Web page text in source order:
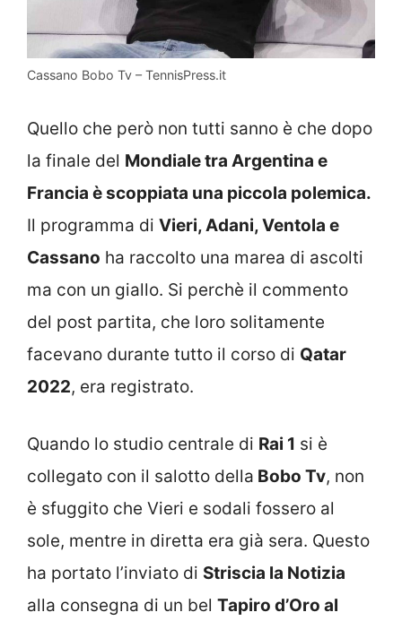
Cassano Bobo Tv – TennisPress.it
Quello che però non tutti sanno è che dopo
la finale del Mondiale tra Argentina e
Francia è scoppiata una piccola polemica.
Il programma di Vieri, Adani, Ventola e
Cassano ha raccolto una marea di ascolti
ma con un giallo. Si perchè il commento
del post partita, che loro solitamente
facevano durante tutto il corso di Qatar
2022, era registrato.
Quando lo studio centrale di Rai 1 si è
collegato con il salotto della Bobo Tv, non
è sfuggito che Vieri e sodali fossero al
sole, mentre in diretta era già sera. Questo
ha portato l’inviato di Striscia la Notizia
alla consegna di un bel Tapiro d’Oro al